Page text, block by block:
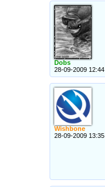
Dobs
28-09-2009 12:44
Wishbone
28-09-2009 13:35